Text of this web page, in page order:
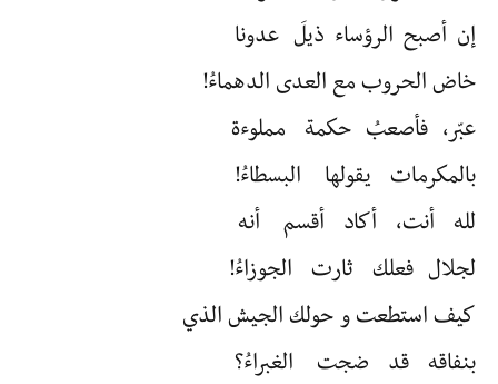
إن أصبح الرؤساء ذيلَ عدونا
خاض الحروب مع العدى الدهماءُ!
عبّر، فأصعبُ حكمة مملوءة
بالمكرمات يقولها البسطاءُ!
لله أنت، أكاد أقسم أنه
لجلال فعلك ثارت الجوزاءُ!
كيف استطعت و حولك الجيش الذي
بنفاقه قد ضجت الغبراءُ؟